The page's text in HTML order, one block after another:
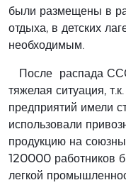
были размещены в
отдыха, в детских
необходимым.
После распада
тяжелая ситуация,
предприятий имели
использовали
продукцию на
120000 работников
легкой